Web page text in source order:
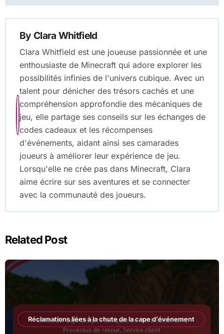
By Clara Whitfield
Clara Whitfield est une joueuse passionnée et une
enthousiaste de Minecraft qui adore explorer les
possibilités infinies de l'univers cubique. Avec un
talent pour dénicher des trésors cachés et une
compréhension approfondie des mécaniques de
jeu, elle partage ses conseils sur les échanges de
codes cadeaux et les récompenses
d'événements, aidant ainsi ses camarades
joueurs à améliorer leur expérience de jeu.
Lorsqu'elle ne crée pas dans Minecraft, Clara
aime écrire sur ses aventures et se connecter
avec la communauté des joueurs.
Related Post
Réclamations liées à la chute de la cape d'événement